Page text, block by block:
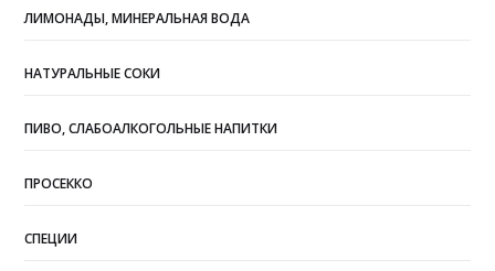
ЛИМОНАДЫ, МИНЕРАЛЬНАЯ ВОДА
НАТУРАЛЬНЫЕ СОКИ
ПИВО, СЛАБОАЛКОГОЛЬНЫЕ НАПИТКИ
ПРОСЕККО
СПЕЦИИ